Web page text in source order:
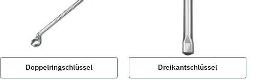
Doppelringschlüssel Dreikantschlüssel